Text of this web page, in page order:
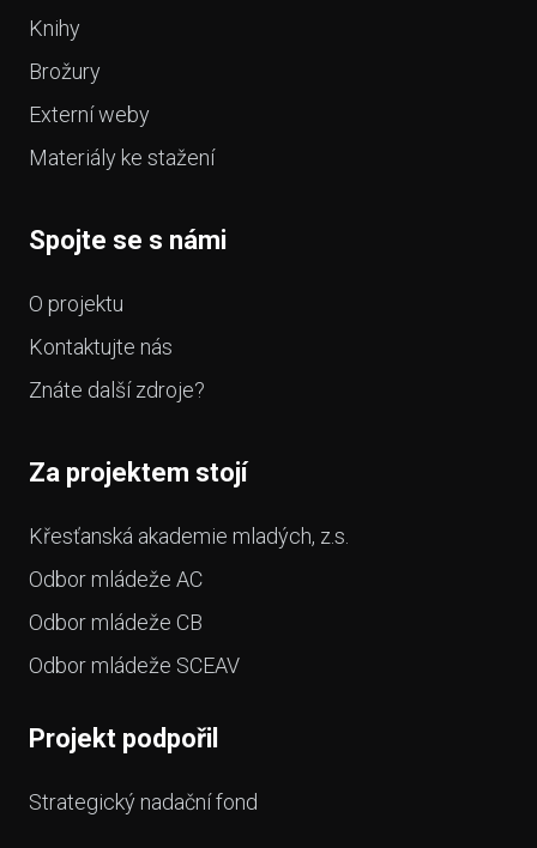
Knihy
Brožury
Externí weby
Materiály ke stažení
Spojte se s námi
O projektu
Kontaktujte nás
Znáte další zdroje?
Za projektem stojí
Křesťanská akademie mladých, z.s.
Odbor mládeže AC
Odbor mládeže CB
Odbor mládeže SCEAV
Projekt podpořil
Strategický nadační fond